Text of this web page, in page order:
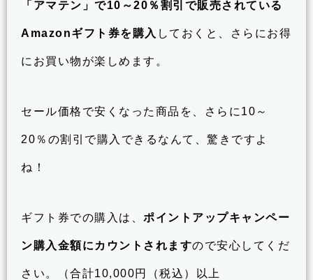
「アマテン」で10～20％割引で販売されている
Amazonギフト券を購入 しておくと、さらにお得
にお買い物が楽しめます。
セール価格で安くなった商品を、さらに10～
20％の割引で購入できるなんて、驚きですよ
ね！
ギフト券での購入は、 ポイントアップキャンペー
ン購入金額にカウントされますので安心してくだ
さい。（合計10,000円（税込）以上